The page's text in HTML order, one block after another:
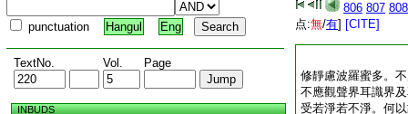
punctuation Hangul Eng
TextNo. Vol. Page
INBUDS
806 807 808
点:無/有] [CITE]
修靜慮波羅蜜多。
不應觀聲界耳識界
受若淨若不淨。何